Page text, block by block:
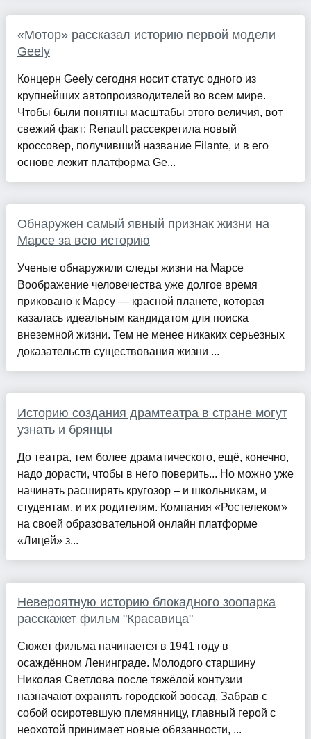
«Мотор» рассказал историю первой модели
Geely
Концерн Geely сегодня носит статус одного из
крупнейших автопроизводителей во всем мире.
Чтобы были понятны масштабы этого величия, вот
свежий факт: Renault рассекретила новый
кроссовер, получивший название Filante, и в его
основе лежит платформа Ge...
Обнаружен самый явный признак жизни на
Марсе за всю историю
Ученые обнаружили следы жизни на Марсе
Воображение человечества уже долгое время
приковано к Марсу — красной планете, которая
казалась идеальным кандидатом для поиска
внеземной жизни. Тем не менее никаких серьезных
доказательств существования жизни ...
Историю создания драмтеатра в стране могут
узнать и брянцы
До театра, тем более драматического, ещё, конечно,
надо дорасти, чтобы в него поверить... Но можно уже
начинать расширять кругозор – и школьникам, и
студентам, и их родителям. Компания «Ростелеком»
на своей образовательной онлайн платформе
«Лицей» з...
Невероятную историю блокадного зоопарка
расскажет фильм "Красавица"
Сюжет фильма начинается в 1941 году в
осаждённом Ленинграде. Молодого старшину
Николая Светлова после тяжёлой контузии
назначают охранять городской зоосад. Забрав с
собой осиротевшую племянницу, главный герой с
неохотой принимает новые обязанности, ...